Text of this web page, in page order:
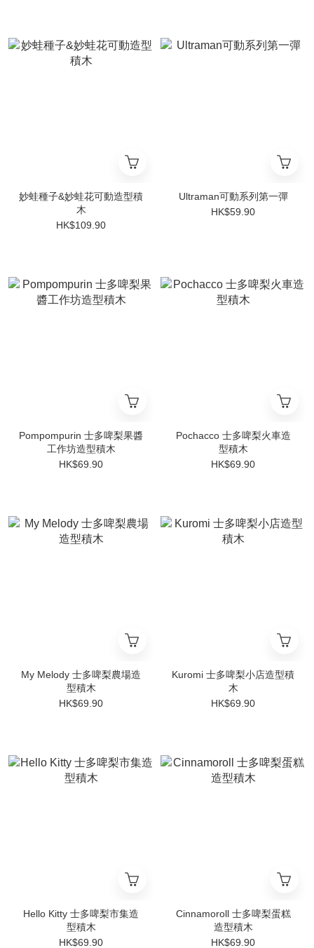
妙蛙種子&妙蛙花可動造型積
木
HK$109.90
Ultraman可動系列第一彈
HK$59.90
Pompompurin 士多啤梨果醬
工作坊造型積木
HK$69.90
Pochacco 士多啤梨火車造
型積木
HK$69.90
My Melody 士多啤梨農場造
型積木
HK$69.90
Kuromi 士多啤梨小店造型積
木
HK$69.90
Hello Kitty 士多啤梨市集造
型積木
HK$69.90
Cinnamoroll 士多啤梨蛋糕
造型積木
HK$69.90